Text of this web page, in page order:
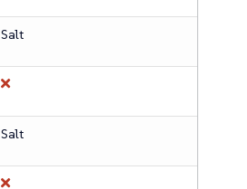
Salt
Salt